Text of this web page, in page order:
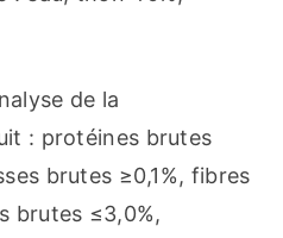
de la
: protéines brutes
brutes ≥0,1%, fibres
brutes ≤3,0%,